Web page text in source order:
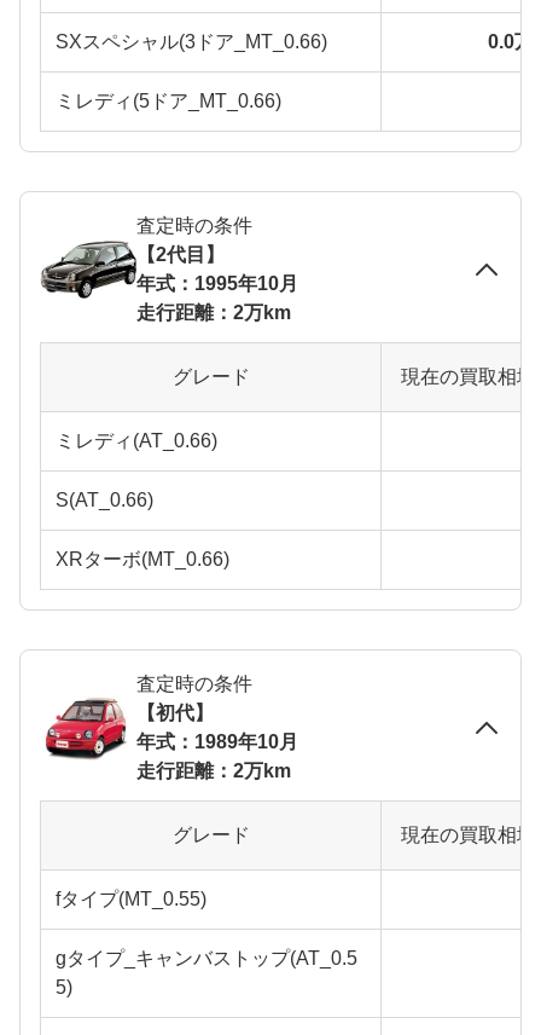
SXスペシャル(3ドア_MT_0.66) 0.0万
ミレディ(5ドア_MT_0.66)
査定時の条件
【2代目】
年式：1995年10月
走行距離：2万km
グレード 現在の買取相
ミレディ(AT_0.66)
S(AT_0.66)
XRターボ(MT_0.66)
査定時の条件
【初代】
年式：1989年10月
走行距離：2万km
グレード 現在の買取相
fタイプ(MT_0.55)
gタイプ_キャンバストップ(AT_0.5
5)